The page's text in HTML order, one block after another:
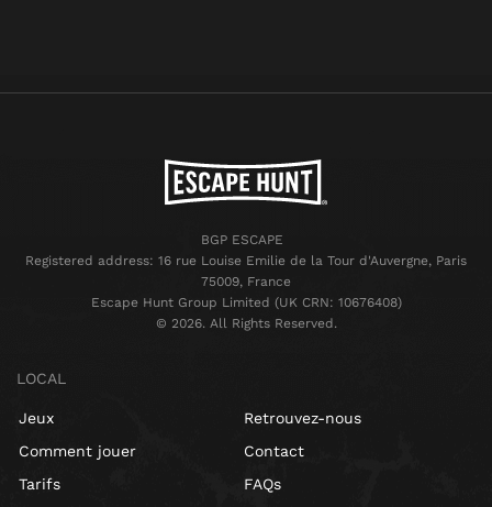
BGP ESCAPE
Registered address: 16 rue Louise Emilie de la Tour d'Auvergne, Paris
75009, France
Escape Hunt Group Limited (UK CRN: 10676408)
©️ 2026. All Rights Reserved.
LOCAL
Jeux
Comment jouer
Tarifs
Retrouvez-nous
Contact
FAQs